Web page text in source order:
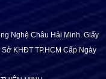
Nghệ Châu Hải Minh. Giấy
KHĐT TP.HCM Cấp Ngày